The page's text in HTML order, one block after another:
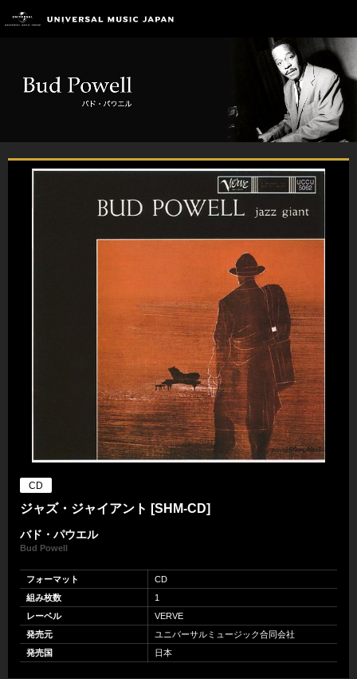
CD
ジャズ・ジャイアント [SHM-CD]
バド・パウエル
Bud Powell
フォーマット
CD
組み枚数
1
レーベル
VERVE
発売元
ユニバーサルミュージック合同会社
発売国
日本